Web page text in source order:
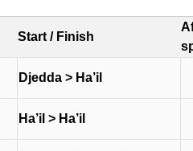
Start / Finish
Djedda > Ha’il
Ha’il > Ha’il